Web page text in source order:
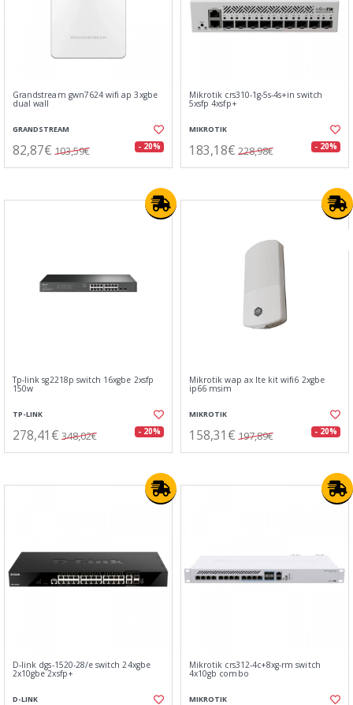
Grandstream gwn7624 wifi ap 3xgbe
dual wall
GRANDSTREAM
82,87€ 103,59€ - 20%
Mikrotik crs310-1g-5s-4s+in switch
5xsfp 4xsfp+
MIKROTIK
183,18€ 228,98€ - 20%
Tp-link sg2218p switch 16xgbe 2xsfp
150w
TP-LINK
278,41€ 348,02€ - 20%
Mikrotik wap ax lte kit wifi6 2xgbe
ip66 msim
MIKROTIK
158,31€ 197,89€ - 20%
D-link dgs-1520-28/e switch 24xgbe
2x10gbe 2xsfp+
D-LINK
Mikrotik crs312-4c+8xg-rm switch
4x10gb combo
MIKROTIK